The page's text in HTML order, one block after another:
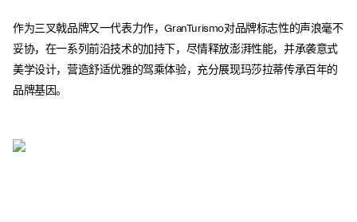
作为三叉戟品牌又一代表力作，GranTurismo对品牌标志性的声浪毫不
妥协，在一系列前沿技术的加持下，尽情释放澎湃性能，并承袭意式
美学设计，营造舒适优雅的驾乘体验，充分展现玛莎拉蒂传承百年的
品牌基因。